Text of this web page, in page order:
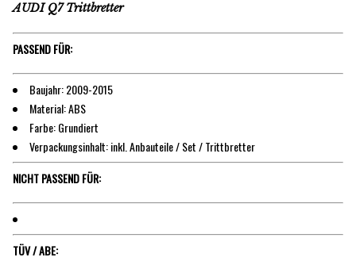
AUDI Q7 Trittbretter
PASSEND FÜR:
Baujahr: 2009-2015
Material: ABS
Farbe: Grundiert
Verpackungsinhalt: inkl. Anbauteile / Set / Trittbretter
NICHT PASSEND FÜR:
TÜV / ABE: